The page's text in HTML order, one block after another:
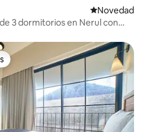
Lugar para
Novedad
3 dormitorios en Nerul con